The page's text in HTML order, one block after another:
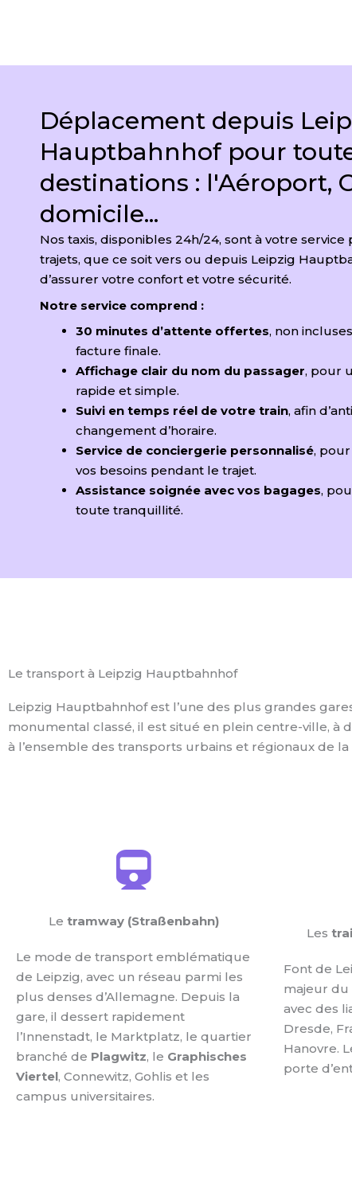
Déplacement depuis
Hauptbahnhof pour
destinations : l'Aéroport,
domicile...
Nos taxis, disponibles 24h/24, sont à votre service
trajets, que ce soit vers ou depuis Leipzig
d’assurer votre confort et votre sécurité.
Notre service comprend :
30 minutes d’attente offertes, non
facture finale.
Affichage clair du nom du passager, pour
rapide et simple.
Suivi en temps réel de votre train, afin
changement d’horaire.
Service de conciergerie personnalisé,
vos besoins pendant le trajet.
Assistance soignée avec vos bagages,
toute tranquillité.
Le transport à Leipzig Hauptbahnhof
Leipzig Hauptbahnhof est l’une des plus grandes
monumental classé, il est situé en plein centre-ville, à
à l’ensemble des transports urbains et régionaux de la
Le tramway (Straßenbahn)
Le mode de transport emblématique
de Leipzig, avec un réseau parmi les
plus denses d’Allemagne. Depuis la
gare, il dessert rapidement
l’Innenstadt, le Marktplatz, le quartier
branché de Plagwitz, le Graphisches
Viertel, Connewitz, Gohlis et les
campus universitaires.
Les
Font de
majeur du
avec des
Dresde,
Hanovre.
porte